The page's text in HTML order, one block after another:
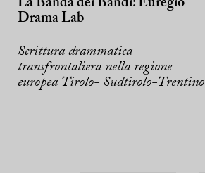
Drama Lab
Scrittura drammatica
transfrontaliera nella regione
europea Tirolo- Sudtirolo-Trentino